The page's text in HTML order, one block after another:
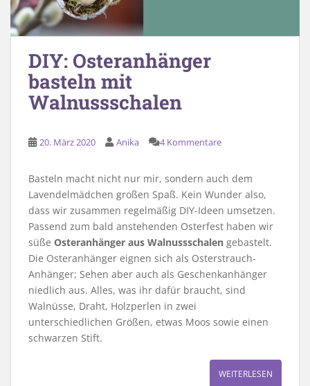
DIY: Osteranhänger
basteln mit
Walnussschalen
20. März 2020 Anika 4 Kommentare
Basteln macht nicht nur mir, sondern auch dem
Lavendelmädchen großen Spaß. Kein Wunder also,
dass wir zusammen regelmäßig DIY-Ideen umsetzen.
Passend zum bald anstehenden Osterfest haben wir
süße Osteranhänger aus Walnussschalen gebastelt.
Die Osteranhänger eignen sich als Osterstrauch-
Anhänger; Sehen aber auch als Geschenkanhänger
niedlich aus. Alles, was ihr dafür braucht, sind
Walnüsse, Draht, Holzperlen in zwei
unterschiedlichen Größen, etwas Moos sowie einen
schwarzen Stift.
WEITERLESEN